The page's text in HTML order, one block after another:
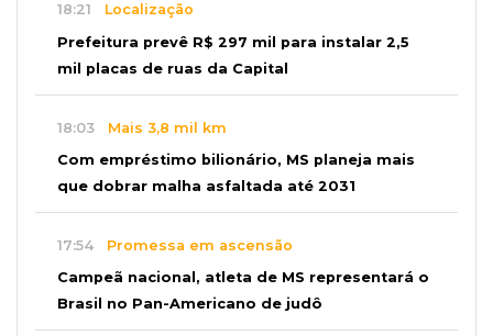
18:21 Localização
Prefeitura prevê R$ 297 mil para instalar 2,5
mil placas de ruas da Capital
18:03 Mais 3,8 mil km
Com empréstimo bilionário, MS planeja mais
que dobrar malha asfaltada até 2031
17:54 Promessa em ascensão
Campeã nacional, atleta de MS representará o
Brasil no Pan-Americano de judô